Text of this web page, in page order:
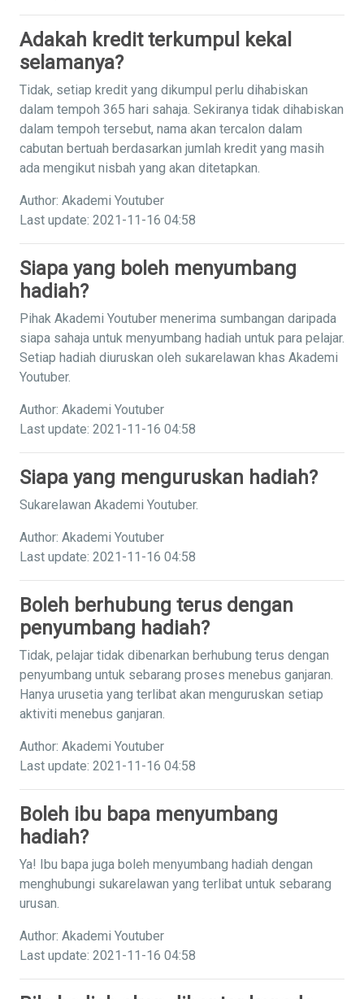
Adakah kredit terkumpul kekal
selamanya?
Tidak, setiap kredit yang dikumpul perlu dihabiskan
dalam tempoh 365 hari sahaja. Sekiranya tidak dihabiskan
dalam tempoh tersebut, nama akan tercalon dalam
cabutan bertuah berdasarkan jumlah kredit yang masih
ada mengikut nisbah yang akan ditetapkan.
Author: Akademi Youtuber
Last update: 2021-11-16 04:58
Siapa yang boleh menyumbang
hadiah?
Pihak Akademi Youtuber menerima sumbangan daripada
siapa sahaja untuk menyumbang hadiah untuk para pelajar.
Setiap hadiah diuruskan oleh sukarelawan khas Akademi
Youtuber.
Author: Akademi Youtuber
Last update: 2021-11-16 04:58
Siapa yang menguruskan hadiah?
Sukarelawan Akademi Youtuber.
Author: Akademi Youtuber
Last update: 2021-11-16 04:58
Boleh berhubung terus dengan
penyumbang hadiah?
Tidak, pelajar tidak dibenarkan berhubung terus dengan
penyumbang untuk sebarang proses menebus ganjaran.
Hanya urusetia yang terlibat akan menguruskan setiap
aktiviti menebus ganjaran.
Author: Akademi Youtuber
Last update: 2021-11-16 04:58
Boleh ibu bapa menyumbang
hadiah?
Ya! Ibu bapa juga boleh menyumbang hadiah dengan
menghubungi sukarelawan yang terlibat untuk sebarang
urusan.
Author: Akademi Youtuber
Last update: 2021-11-16 04:58